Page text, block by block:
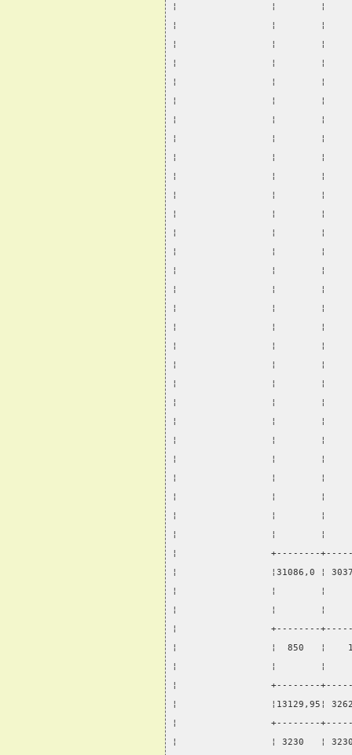
¦                 ¦        ¦
¦                 ¦        ¦
¦                 ¦        ¦
¦                 ¦        ¦
¦                 ¦        ¦
¦                 ¦        ¦
¦                 ¦        ¦
¦                 ¦        ¦
¦                 ¦        ¦
¦                 ¦        ¦
¦                 ¦        ¦
¦                 ¦        ¦
¦                 ¦        ¦
¦                 ¦        ¦
¦                 ¦        ¦
¦                 ¦        ¦
¦                 ¦        ¦
¦                 ¦        ¦
¦                 ¦        ¦
¦                 ¦        ¦
¦                 ¦        ¦
¦                 ¦        ¦
¦                 ¦        ¦
¦                 ¦        ¦
¦                 ¦        ¦
¦                 ¦        ¦
¦                 ¦        ¦
¦                 ¦        ¦
¦                 ¦        ¦
¦                 +--------
¦                 ¦31086,0 ¦ 3037,1
¦                 ¦        ¦
¦                 ¦        ¦
¦                 +--------
¦                 ¦  850   ¦
¦                 ¦        ¦
¦                 +--------
¦                 ¦13129,95¦ 3262,3
¦                 +--------
¦                 ¦ 3230   ¦